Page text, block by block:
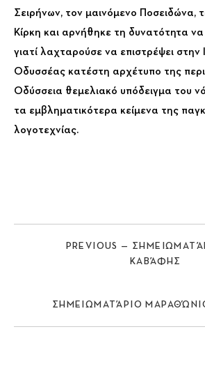
Σειρήνων, τον μαινόμενο Ποσειδώνα,
Κίρκη και αρνήθηκε τη δυνατότητα
γιατί λαχταρούσε να επιστρέψει στην
Οδυσσέας κατέστη αρχέτυπο της
Οδύσσεια θεμελιακό υπόδειγμα του
τα εμβληματικότερα κείμενα της
λογοτεχνίας.
PREVIOUS —
ΚΑΒΆΦΗΣ
ΣΗΜΕΙΩΜΑΤΆΡΙΟ